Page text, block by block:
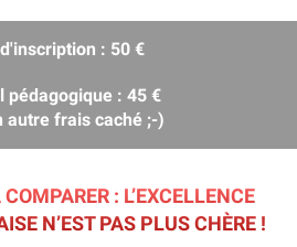
: 50 €
pédagogique : 45 €
autre frais caché ;-)
: L’EXCELLENCE
N’EST PAS PLUS CHÈRE !